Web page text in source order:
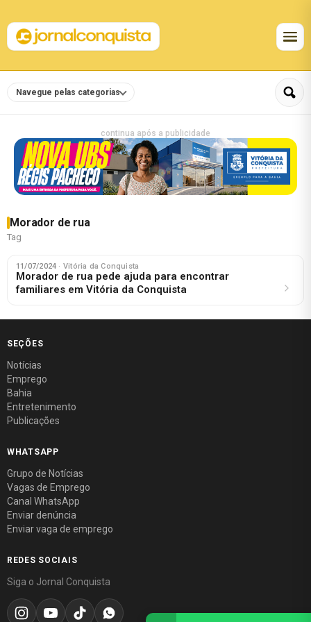
Navegue pelas categorias
continua após a publicidade
Morador de rua
Tag
11/07/2024 · Vitória da Conquista
Morador de rua pede ajuda para encontrar
familiares em Vitória da Conquista
SEÇÕES
Notícias
Emprego
Bahia
Entretenimento
Publicações
WHATSAPP
Grupo de Notícias
Vagas de Emprego
Canal WhatsApp
Enviar denúncia
Enviar vaga de emprego
REDES SOCIAIS
Siga o Jornal Conquista